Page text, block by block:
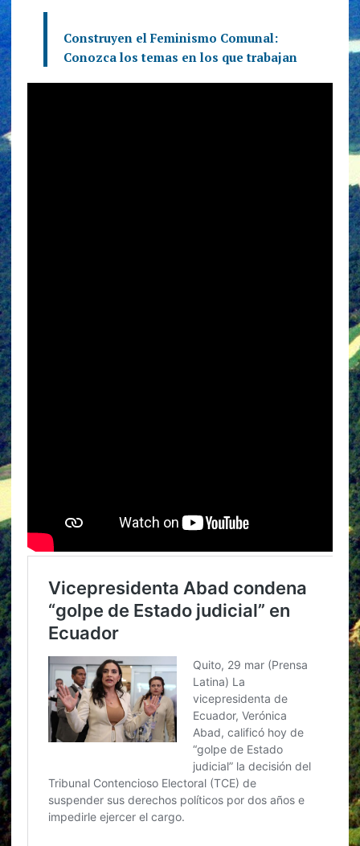
Construyen el Feminismo Comunal:
Conozca los temas en los que trabajan